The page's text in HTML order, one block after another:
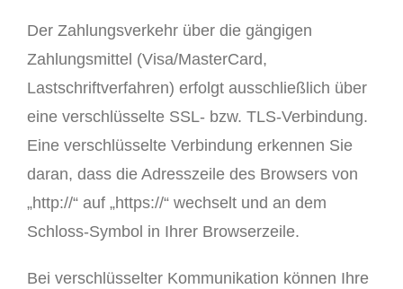
Der Zahlungsverkehr über die gängigen
Zahlungsmittel (Visa/MasterCard,
Lastschriftverfahren) erfolgt ausschließlich über
eine verschlüsselte SSL- bzw. TLS-Verbindung.
Eine verschlüsselte Verbindung erkennen Sie
daran, dass die Adresszeile des Browsers von
„http://“ auf „https://“ wechselt und an dem
Schloss-Symbol in Ihrer Browserzeile.
Bei verschlüsselter Kommunikation können Ihre